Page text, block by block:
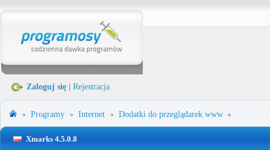
Zaloguj się Rejestracja
Programy Internet Dodatki do przeglądarek www
Xmarks 4.5.0.8